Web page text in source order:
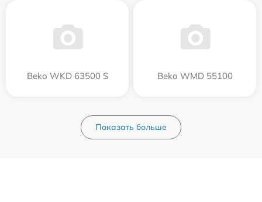
Beko WKD 63500 S Beko WMD 55100
Показать больше